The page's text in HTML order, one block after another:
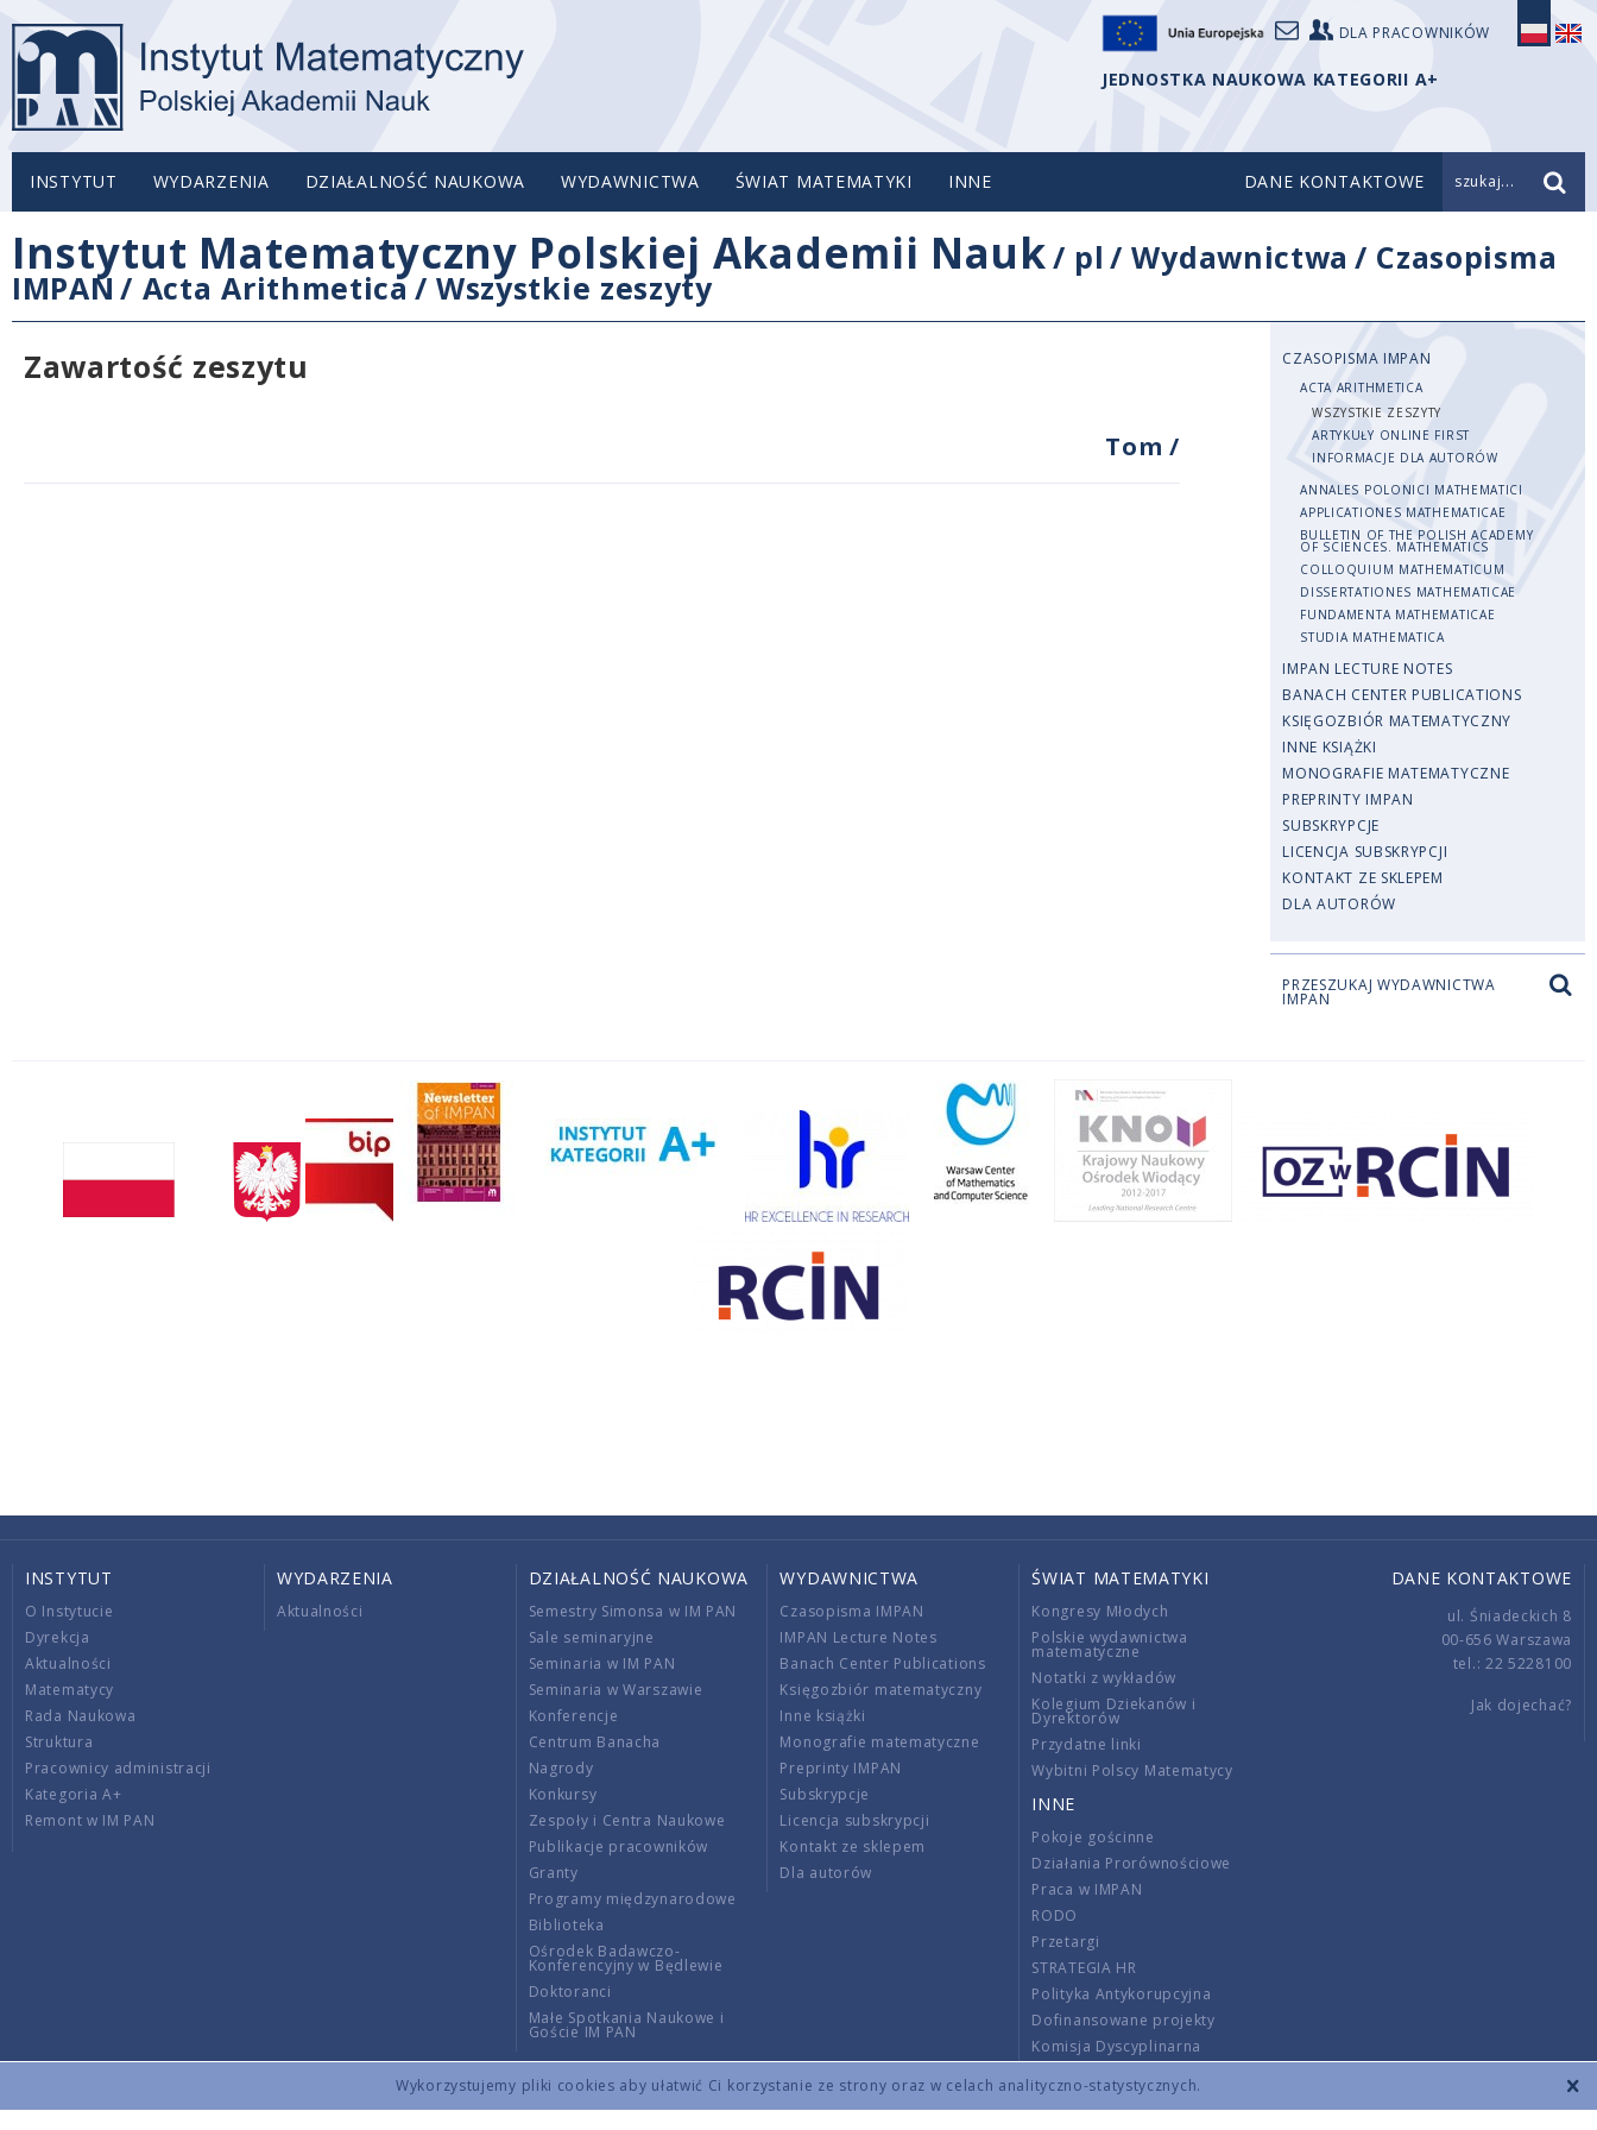
Wykorzystujemy pliki cookies aby ułatwić Ci korzystanie ze strony oraz w celach analityczno-statystycznych.
DLA PRACOWNIKÓW
JEDNOSTKA NAUKOWA KATEGORII A+
INSTYTUT WYDARZENIA DZIAŁALNOŚĆ NAUKOWA WYDAWNICTWA ŚWIAT MATEMATYKI INNE DANE KONTAKTOWE szukaj...
Instytut Matematyczny Polskiej Akademii Nauk/ pl /Wydawnictwa / Czasopisma
IMPAN / Acta Arithmetica/ Wszystkie zeszyty
Zawartość zeszytu
Tom/
CZASOPISMA IMPAN
ACTA ARITHMETICA
WSZYSTKIE ZESZYTY
ARTYKUŁY ONLINE FIRST
INFORMACJE DLA AUTORÓW
ANNALES POLONICI MATHEMATICI
APPLICATIONES MATHEMATICAE
BULLETIN OF THE POLISH ACADEMY
OF SCIENCES. MATHEMATICS
COLLOQUIUM MATHEMATICUM
DISSERTATIONES MATHEMATICAE
FUNDAMENTA MATHEMATICAE
STUDIA MATHEMATICA
IMPAN LECTURE NOTES
BANACH CENTER PUBLICATIONS
KSIĘGOZBIÓR MATEMATYCZNY
INNE KSIĄŻKI
MONOGRAFIE MATEMATYCZNE
PREPRINTY IMPAN
SUBSKRYPCJE
LICENCJA SUBSKRYPCJI
KONTAKT ZE SKLEPEM
DLA AUTORÓW
PRZESZUKAJ WYDAWNICTWA
IMPAN
INSTYTUT
O Instytucie
Dyrekcja
Aktualności
Matematycy
Rada Naukowa
Struktura
Pracownicy administracji
Kategoria A+
Remont w IM PAN
WYDARZENIA
Aktualności
DZIAŁALNOŚĆ NAUKOWA
Semestry Simonsa w IM PAN
Sale seminaryjne
Seminaria w IM PAN
Seminaria w Warszawie
Konferencje
Centrum Banacha
Nagrody
Konkursy
Zespoły i Centra Naukowe
Publikacje pracowników
Granty
Programy międzynarodowe
Biblioteka
Ośrodek Badawczo-
Konferencyjny w Będlewie
Doktoranci
Małe Spotkania Naukowe i
Goście IM PAN
WYDAWNICTWA
Czasopisma IMPAN
IMPAN Lecture Notes
Banach Center Publications
Księgozbiór matematyczny
Inne książki
Monografie matematyczne
Preprinty IMPAN
Subskrypcje
Licencja subskrypcji
Kontakt ze sklepem
Dla autorów
ŚWIAT MATEMATYKI
Kongresy Młodych
Polskie wydawnictwa
matematyczne
Notatki z wykładów
Kolegium Dziekanów i
Dyrektorów
Przydatne linki
Wybitni Polscy Matematycy
INNE
Pokoje gościnne
Działania Prorównościowe
Praca w IMPAN
RODO
Przetargi
STRATEGIA HR
Polityka Antykorupcyjna
Dofinansowane projekty
Komisja Dyscyplinarna
Wnoszenie opłat
DANE KONTAKTOWE
ul. Śniadeckich 8
00-656 Warszawa
tel.: 22 5228100
Jak dojechać?